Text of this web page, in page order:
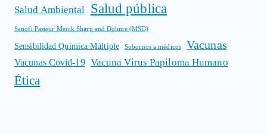
Salud Ambiental Salud pública
Sanofi Pasteur Merck Sharp and Dohme (MSD)
Sensibilidad Química Múltiple Sobornos a médicos Vacunas
Vacunas Covid-19 Vacuna Virus Papiloma Humano
Ética